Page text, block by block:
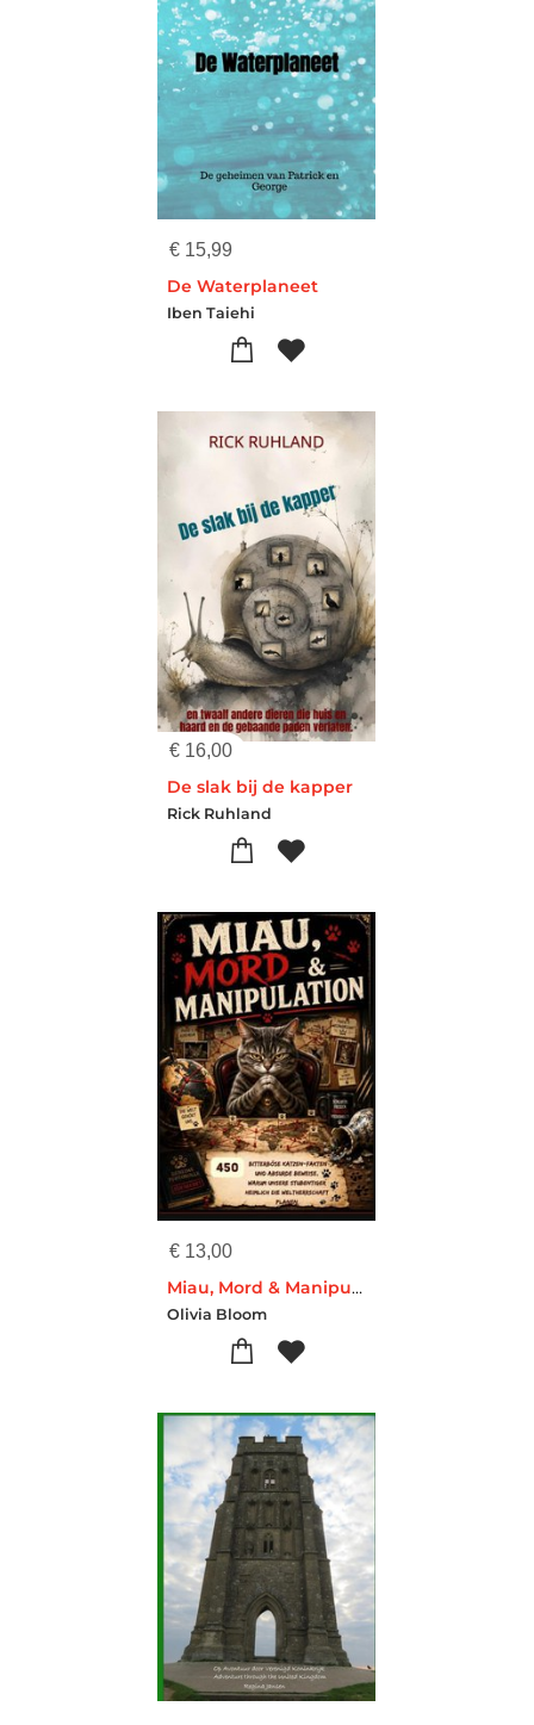
€ 15,99
De Waterplaneet
Iben Taiehi
€ 16,00
De slak bij de kapper
Rick Ruhland
€ 13,00
Miau, Mord & Manipulation: 450 bitterböse Katzen-Fakten und absurde Beweise, warum unsere Stubentiger heimlich die Weltherrschaft planen
Olivia Bloom